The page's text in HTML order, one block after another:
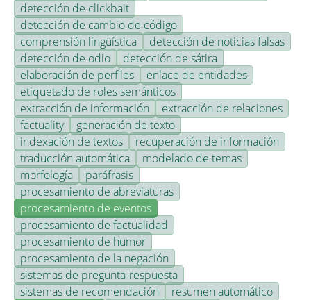
detección de clickbait
detección de cambio de código
comprensión lingüística
detección de noticias falsas
detección de odio
detección de sátira
elaboración de perfiles
enlace de entidades
etiquetado de roles semánticos
extracción de información
extracción de relaciones
factuality
generación de texto
indexación de textos
recuperación de información
traducción automática
modelado de temas
morfología
paráfrasis
procesamiento de abreviaturas
procesamiento de eventos
procesamiento de factualidad
procesamiento de humor
procesamiento de la negación
sistemas de pregunta-respuesta
sistemas de recomendación
resumen automático